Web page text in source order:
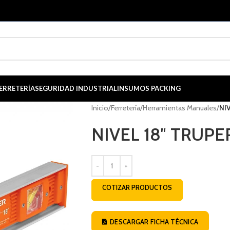
SEGURIDAD INDUSTRIALINSUMOS PACKING
Inicio/Ferretería/Herramientas Manuales/
NIVEL 18″
COTIZAR PRODUCTOS
DESCARGAR FICHA TÉCNICA